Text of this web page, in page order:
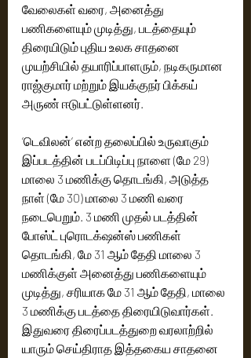
வேலைகள் வரை, அனைத்து
பணிகளையும் முடித்து, படத்தையும்
திரையிடும் புதிய உலக சாதனை
முயற்சியில் தயாரிப்பாளரும், நடிகருமான
ராஜ்குமார் மற்றும் இயக்குநர் பிக்கய்
அருண் ஈடுபட்டுள்ளனர்.
’டெவிலன்’ என்ற தலைப்பில் உருவாகும்
இப்படத்தின் படப்பிடிப்பு நாளை (மே 29)
மாலை 3 மணிக்கு தொடங்கி, அடுத்த
நாள் (மே 30) மாலை 3 மணி வரை
நடைபெறும். 3 மணி முதல் படத்தின்
போஸ்ட் புரொடக்‌ஷன்ஸ் பணிகள்
தொடங்கி, மே 31 ஆம் தேதி மாலை 3
மணிக்குள் அனைத்து பணிகளையும்
முடித்து, சரியாக மே 31 ஆம் தேதி, மாலை
3 மணிக்கு படத்தை திரையிடுவார்கள்.
இதுவரை திரைப்படத்துறை வரலாற்றில்
யாரும் செய்திராத இத்தகைய சாதனை